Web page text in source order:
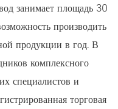
занимает площадь 30
производить
продукции в год. В
комплексного
специалистов и
торговая